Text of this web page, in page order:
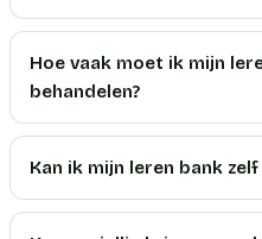
Hoe vaak moet ik mijn
behandelen?
Kan ik mijn leren bank